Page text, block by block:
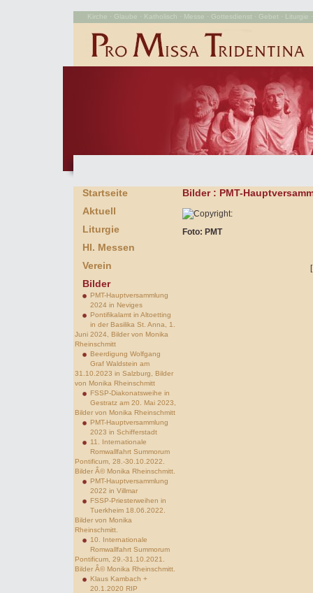
Kirche · Glaube · Katholisch · Messe · Gottesdienst · Gebet ·
Startseite
Aktuell
Liturgie
Hl. Messen
Verein
Bilder
PMT-Hauptversammlung
2024 in Neviges
Pontifikalamt in Altoetting
in der Basilika St. Anna, 1.
Juni 2024, Bilder von Monika
Rheinschmitt
Beerdigung Wolfgang
Graf Waldstein am
31.10.2023 in Salzburg, Bilder
von Monika Rheinschmitt
FSSP-Diakonatsweihe in
Gestratz am 20. Mai 2023,
Bilder von Monika Rheinschmitt
PMT-Hauptversammlung
2023 in Schifferstadt
11. Internationale
Romwallfahrt Summorum
Pontificum, 28.-30.10.2022.
Bilder Â© Monika Rheinschmitt.
PMT-Hauptversammlung
2022 in Villmar
FSSP-Priesterweihen in
Tuerkheim 18.06.2022.
Bilder von Monika
Rheinschmitt.
10. Internationale
Romwallfahrt Summorum
Pontificum, 29.-31.10.2021.
Bilder Â© Monika Rheinschmitt.
Klaus Kambach +
20.1.2020 RIP
Bilder : PMT-
Foto: PMT